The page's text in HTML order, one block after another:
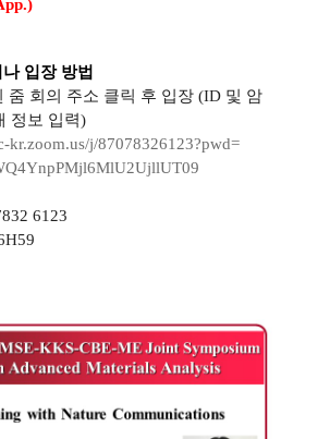
입장 방법
줌 회의 주소 클릭 후 입장 (ID 및 암
정보 입력)
kr.zoom.us/j/87078326123?pwd=
09
6123